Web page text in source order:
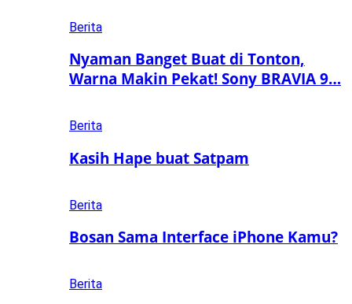
Berita
Nyaman Banget Buat di Tonton,
Warna Makin Pekat! Sony BRAVIA 9…
Berita
Kasih Hape buat Satpam
Berita
Bosan Sama Interface iPhone Kamu?
Berita